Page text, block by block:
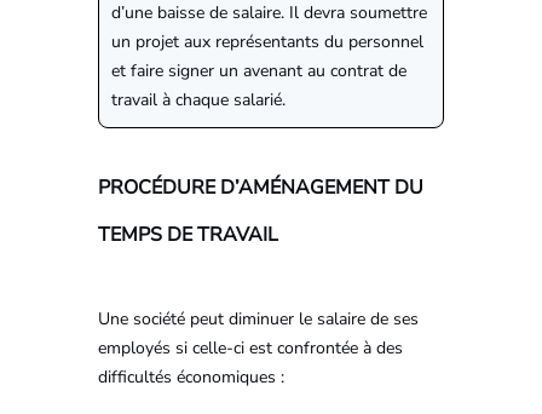
d’une baisse de salaire. Il devra soumettre
un projet aux représentants du personnel
et faire signer un avenant au contrat de
travail à chaque salarié.
PROCÉDURE D’AMÉNAGEMENT DU
TEMPS DE TRAVAIL
Une société peut diminuer le salaire de ses
employés si celle-ci est confrontée à des
difficultés économiques :